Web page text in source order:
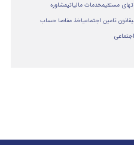
مستقیمخدمات مالیاتیمشاوره
قانون تامین اجتماعیاخذ مفاصا حساب